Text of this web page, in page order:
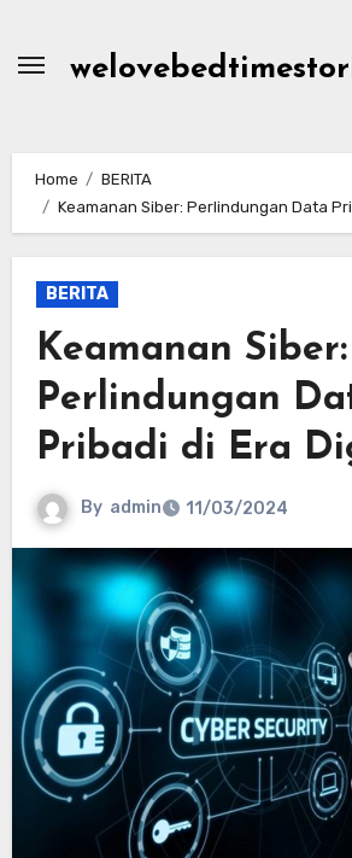
Home
BERITA
Keamanan Siber: Perlindungan Data
BERITA
Keamanan Siber:
Perlindungan
Pribadi di Era
By admin 11/03/2024